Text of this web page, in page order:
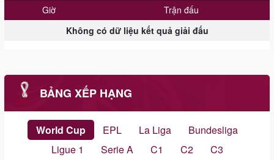
Giờ
Trận đấu
Không có dữ liệu kết quả giải đấu
BẢNG XẾP HẠNG
World Cup EPL La Liga
Bundesliga
Ligue 1
Serie A C1 C2 C3